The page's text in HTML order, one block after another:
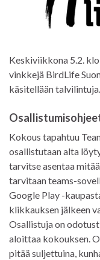
Keskiviikkona 5.2.
vinkkejä BirdLife
käsitellään
Kokous tapahtuu
osallistutaan alta
tarvitse asentaa
tarvitaan teams-
Google Play -
klikkauksen jälkeen
Osallistuja on
aloittaa kokouksen.
pitää suljettuina,